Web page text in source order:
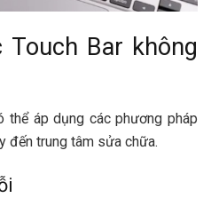
Touch Bar không
áp dụng các phương pháp
đến trung tâm sửa chữa.